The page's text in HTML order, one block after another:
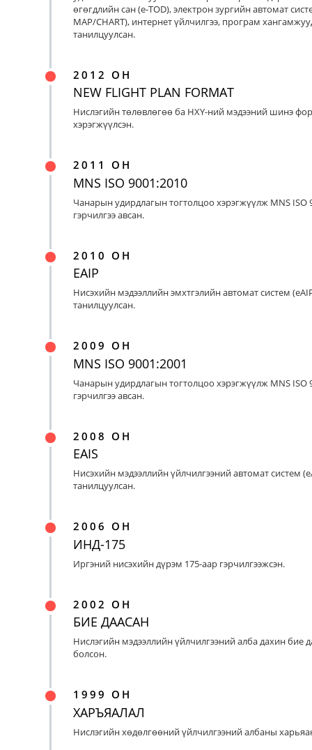
өгөгдлийн сан (e-TOD), электрон зургийн автомат
MAP/CHART), интернет үйлчилгээ, програм
танилцуулсан.
2012 ОН
NEW FLIGHT PLAN FORMAT
Нислэгийн төлөвлөгөө ба НХҮ-ний мэдээний шинэ
хэрэгжүүлсэн.
2011 ОН
MNS ISO 9001:2010
Чанарын удирдлагын тогтолцоо хэрэгжүүлж MNS ISO
гэрчилгээ авсан.
2010 ОН
EAIP
Нисэхийн мэдээллийн эмхтгэлийн автомат систем
танилцуулсан.
2009 ОН
MNS ISO 9001:2001
Чанарын удирдлагын тогтолцоо хэрэгжүүлж MNS ISO
гэрчилгээ авсан.
2008 ОН
EAIS
Нисэхийн мэдээллийн үйлчилгээний автомат систем
танилцуулсан.
2006 ОН
ИНД-175
Иргэний нисэхийн дүрэм 175-аар гэрчилгээжсэн.
2002 ОН
БИЕ ДААСАН
Нислэгийн мэдээллийн үйлчилгээний алба дахин бие
болсон.
1999 ОН
ХАРЪЯАЛАЛ
Нислэгийн хөдөлгөөний үйлчилгээний албаны